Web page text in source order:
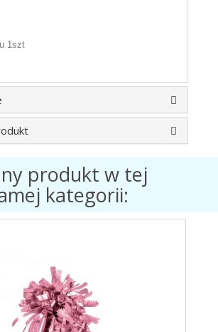
1szt
produkt w tej
kategorii: